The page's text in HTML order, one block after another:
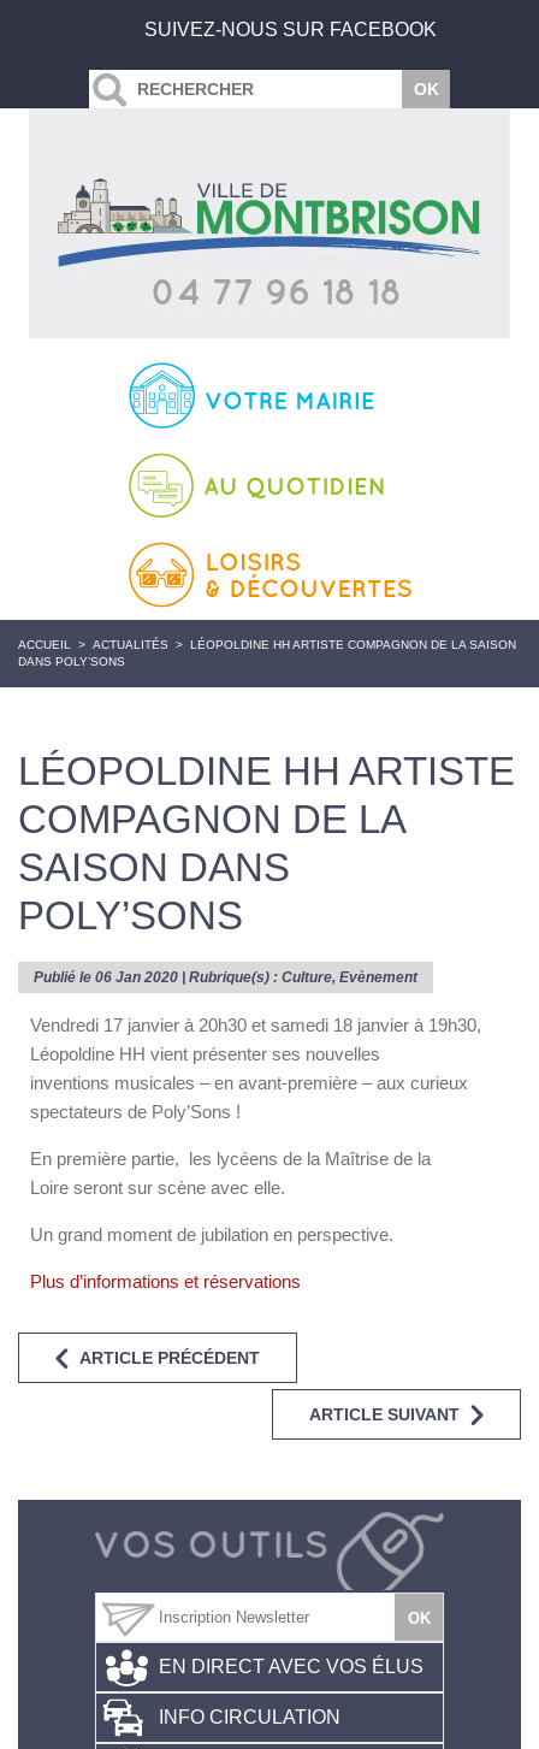
SUIVEZ-NOUS SUR FACEBOOK
ACCUEIL > ACTUALITÉS > LÉOPOLDINE HH ARTISTE COMPAGNON DE LA SAISON
DANS POLY’SONS
LÉOPOLDINE HH ARTISTE
COMPAGNON DE LA
SAISON DANS
POLY’SONS
Publié le 06 Jan 2020 | Rubrique(s) : Culture, Evènement
Vendredi 17 janvier à 20h30 et samedi 18 janvier à 19h30,
Léopoldine HH vient présenter ses nouvelles
inventions musicales – en avant-première – aux curieux
spectateurs de Poly’Sons !
En première partie, les lycéens de la Maîtrise de la
Loire seront sur scène avec elle.
Un grand moment de jubilation en perspective.
Plus d’informations et réservations
ARTICLE PRÉCÉDENT
ARTICLE SUIVANT
EN DIRECT AVEC VOS ÉLUS
INFO CIRCULATION